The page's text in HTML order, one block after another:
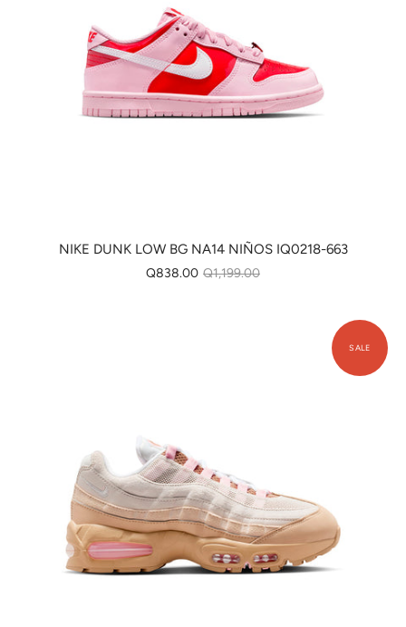
NIKE DUNK LOW BG NA14 NIÑOS IQ0218-663
Q838.00 Q1,199.00